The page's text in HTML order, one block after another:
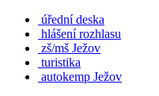
úřední deska
hlášení rozhlasu
zš/mš Ježov
turistika
autokemp Ježov